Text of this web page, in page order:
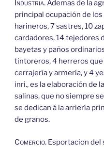
Industria.Ademas de la
principal ocupación de
harineros, 7 sastres, 10
cardadores, 14 tejedores
bayetas y paños
tintoreros, 4 herreros
cerrajería y armería, y 4
inri., es la elaboración de
salinas, que no siempre
se dedican á la arriería
de granos.
Comercio. Esportacion del